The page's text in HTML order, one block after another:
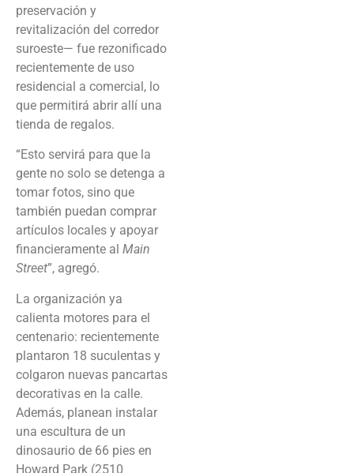
preservación y
revitalización del corredor
suroeste— fue rezonificado
recientemente de uso
residencial a comercial, lo
que permitirá abrir allí una
tienda de regalos.
“Esto servirá para que la
gente no solo se detenga a
tomar fotos, sino que
también puedan comprar
artículos locales y apoyar
financieramente al Main
Street”, agregó.
La organización ya
calienta motores para el
centenario: recientemente
plantaron 18 suculentas y
colgaron nuevas pancartas
decorativas en la calle.
Además, planean instalar
una escultura de un
dinosaurio de 66 pies en
Howard Park (2510